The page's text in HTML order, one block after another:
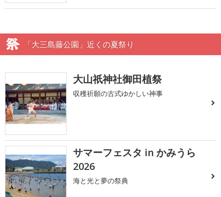
「大三島藤公園」近くの夏祭り
大山祇神社御田植祭
収穫祈願の古式ゆかしい神事
サマーフェスタ in かみうら
2026
海と光と夢の祭典